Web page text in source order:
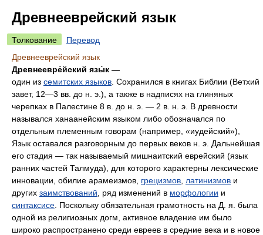
Древнееврейский язык
Толкование
Перевод
Древнееврейский язык
Древнеевре́йский язы́к —
один из семитских языков . Сохранился в книгах Библии (Ветхий
завет, 12—3 вв. до н. э.), а также в надписях на глиняных
черепках в Палестине 8 в. до н. э. — 2 в. н. э. В древности
назывался ханаанейским языком либо обозначался по
отдельным племенным говорам (например, «иудейский»),
Язык оставался разговорным до первых веков н. э. Дальнейшая
его стадия — так называемый мишнаитский еврейский (язык
ранних частей Талмуда), для которого характерны лексические
инновации, обилие арамеизмов, грецизмов латинизмов и
других заимствований , ряд изменений в морфологии и
синтаксисе . Поскольку обязательная грамотность на Д. я. была
одной из религиозных догм, активное владение им было
широко распространено среди евреев в средние века и в новое